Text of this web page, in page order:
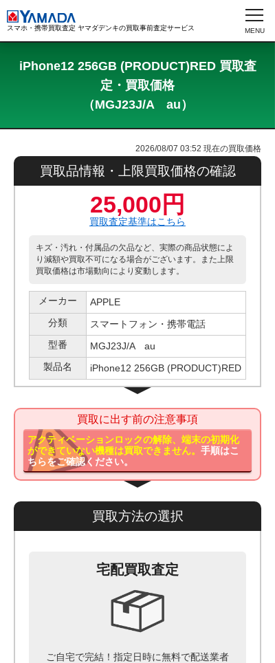
スマホ・携帯買取査定 ヤマダデンキの買取事前査定サービス
iPhone12 256GB (PRODUCT)RED 買取査
定・買取価格
（MGJ23J/A au）
2026/08/07 03:52 現在の買取価格
買取品情報・上限買取価格の確認
25,000円
買取査定基準はこちら
キズ・汚れ・付属品の欠品など、実際の商品状態によ
り減額や買取不可になる場合がございます。また上限
買取価格は市場動向により変動します。
メーカー
APPLE
分類
スマートフォン・携帯電話
型番
MGJ23J/A au
製品名
iPhone12 256GB (PRODUCT)RED
買取に出す前の注意事項
アクティベーションロックの解除、端末の初期化
ができていない機種は買取できません。手順はこ
ちらをご確認ください。
買取方法の選択
宅配買取査定
ご自宅で完結！指定日時に無料で配送業者